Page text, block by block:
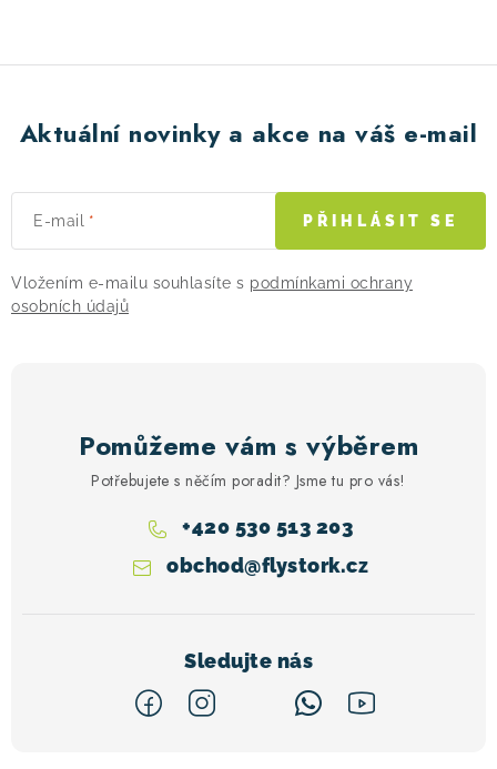
Aktuální novinky a akce na váš e-mail
E-mail
Vložením e-mailu souhlasíte s podmínkami ochrany
osobních údajů
PŘIHLÁSIT SE
Pomůžeme vám s výběrem
Potřebujete s něčím poradit? Jsme tu pro vás!
obchod@flystork.cz
+420 530 513 203